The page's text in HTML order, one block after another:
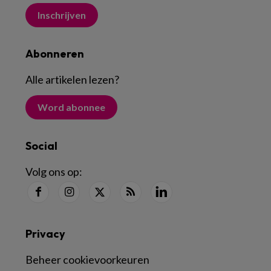
Inschrijven
Abonneren
Alle artikelen lezen?
Word abonnee
Social
Volg ons op:
Privacy
Beheer cookievoorkeuren